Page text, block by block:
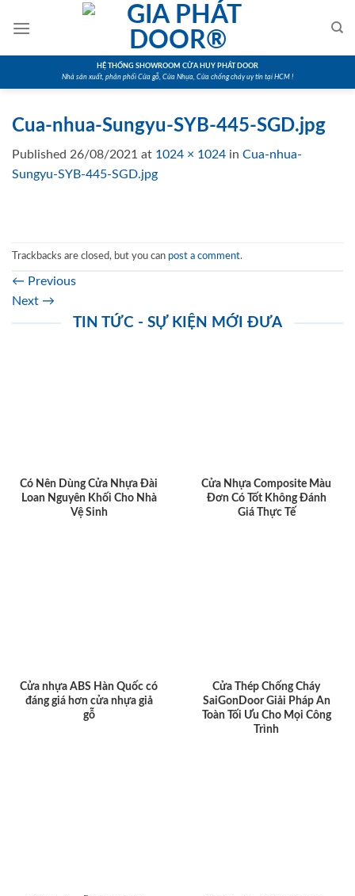
HỆ THỐNG SHOWROOM CỬA HUY PHÁT DOOR
Nhà sản xuất, phân phối Cửa gỗ, Cửa Nhựa, Cửa chống cháy uy tín tại HCM !
Cua-nhua-Sungyu-SYB-445-SGD.jpg
Published 26/08/2021 at 1024 × 1024 in Cua-nhua-
Sungyu-SYB-445-SGD.jpg
Trackbacks are closed, but you can post a comment.
← Previous
Next →
TIN TỨC - SỰ KIỆN MỚI ĐƯA
Có Nên Dùng Cửa Nhựa Đài
Loan Nguyên Khối Cho Nhà
Vệ Sinh
Cửa Nhựa Composite Màu
Đơn Có Tốt Không Đánh
Giá Thực Tế
Cửa nhựa ABS Hàn Quốc có
đáng giá hơn cửa nhựa giả
gỗ
Cửa Thép Chống Cháy
SaiGonDoor Giải Pháp An
Toàn Tối Ưu Cho Mọi Công
Trình